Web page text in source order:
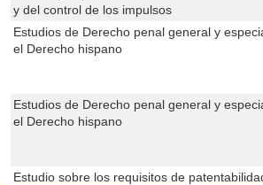
y del control de los impulsos
Estudios de Derecho penal general y
el Derecho hispano
Estudios de Derecho penal general y
el Derecho hispano
Estudio sobre los requisitos de